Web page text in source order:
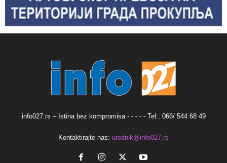
info027.rs – Istina bez kompromisa - - - - - Tel:: 066/ 544 68 49
Kontaktirajte nas: urednik@info027.rs